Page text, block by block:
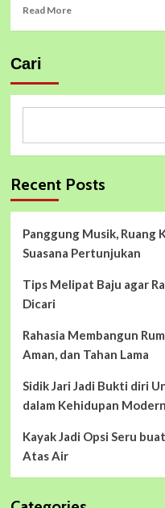
Read MoreRead
My
Cari
Recent Posts
Panggung Musik,
Suasana Pertunjukan
Tips Melipat Baju agar
Dicari
Rahasia Membangun
Aman, dan Tahan Lama
Sidik Jari Jadi Bukti diri
dalam Kehidupan Modern
Kayak Jadi Opsi Seru
Atas Air